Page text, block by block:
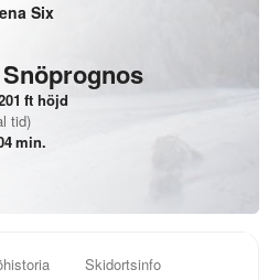
Six
Snöprognos
ft höjd
tid)
min.
Skidortsinfo